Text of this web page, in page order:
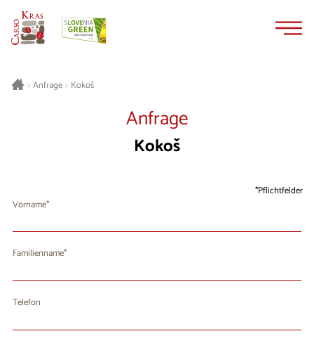
>Anfrage> Kokoš
Anfrage
Kokoš
Pflichtfelder
Vorname
Familienname
Telefon